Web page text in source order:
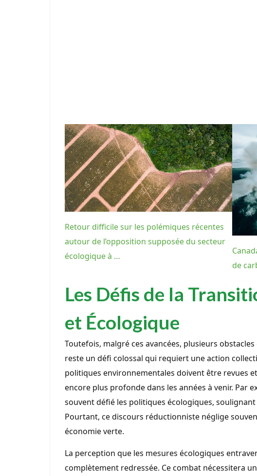
Retour difficile sur les polémiques récentes
autour de l’opposition supposée du secteur
écologique à …
de
Les Défis de la
et Écologique
Toutefois, malgré ces avancées, plusieurs
reste un défi colossal qui requiert une action
politiques environnementales doivent être revues
encore plus profonde dans les années à venir. Par
souvent défié les politiques écologiques,
Pourtant, ce discours réductionniste néglige
économie verte.
La perception que les mesures écologiques
complètement redressée. Ce combat nécessitera